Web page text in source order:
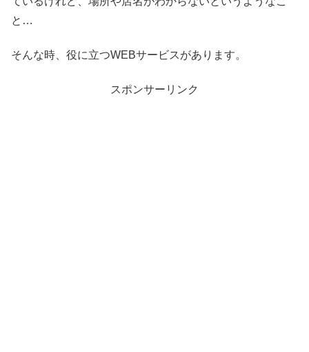
と…
そんな時、役に立つWEBサービスがあります。
スポンサーリンク